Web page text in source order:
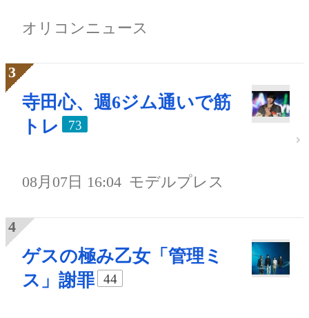
オリコンニュース
寺田心、週6ジム通いで筋
トレ
73
08月07日 16:04 モデルプレス
ゲスの極み乙女「管理ミ
ス」謝罪
44